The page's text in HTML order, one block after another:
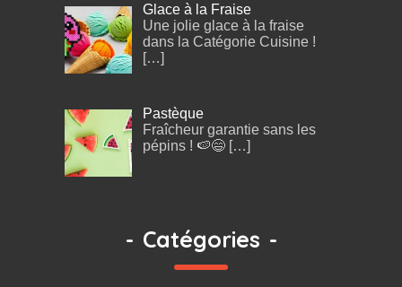
Glace à la Fraise
Une jolie glace à la fraise
dans la Catégorie Cuisine !
[…]
Pastèque
Fraîcheur garantie sans les
pépins ! 🍉😄 […]
- Catégories -